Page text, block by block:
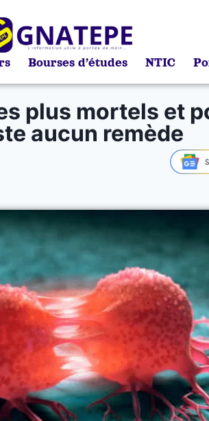
Bourses d’études NTIC
plus mortels et
aucun remède